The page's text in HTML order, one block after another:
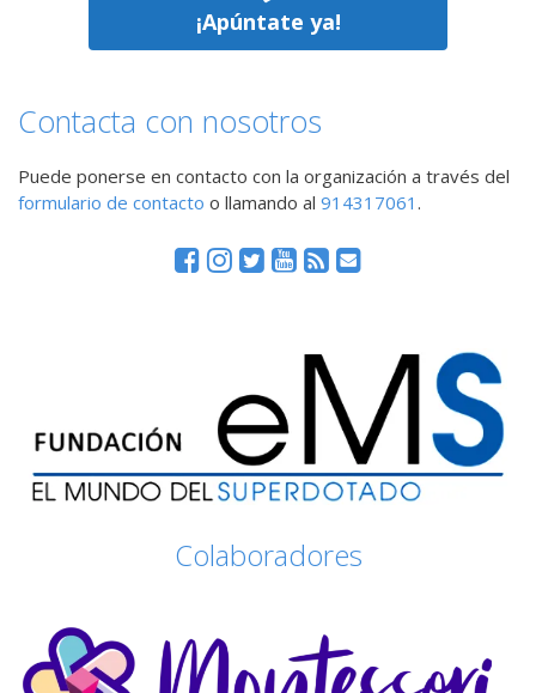
¡Apúntate ya!
Contacta con nosotros
Puede ponerse en contacto con la organización a través del
formulario de contacto o llamando al 914317061 .
Colaboradores